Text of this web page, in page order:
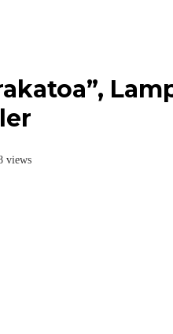
69
dengan
Rakyat
Spektakuler
views